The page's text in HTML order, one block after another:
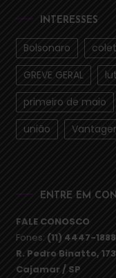
INTERESSES
Bolsonaro
GREVE GERAL
primeiro de maio
união
ENTRE EM
FALE CONOSCO
Fones: (11) 4447-
R. Pedro Binatto,
Cajamar / SP